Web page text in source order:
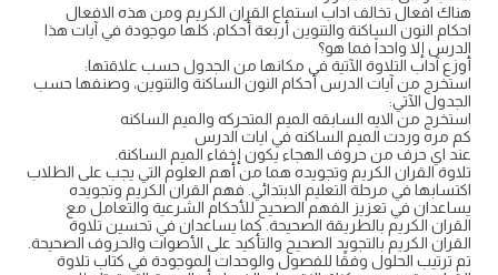
هناك افعال تخالف اداب استماع القران الكريم ومن هذه الافعال
احكام النون الساكنة والتنوين أربعة أحكام، كلها موجودة في آيات هذا
الدرس إلا واحداً فما هو؟
أوزع آداب التلاوة الآتية في مكانها من الجدول حسب علاقتها:
استخرج من آيات الدرس أحكام النون الساكنة والتنوين، وصنفها حسب
الجدول الآتي:
استخرج من الايه السابقه الميم المتحركه والميم الساكنه
كم مره وردت الميم الساكنه في ايات الدرس
عند اي حرف من حروف الهجاء يكون إخفاء الميم الساكنة.
تلاوة القران الكريم وتجويده هما من أهم العلوم التي يجب على الطلاب
اكتسابها في مرحلة التعليم الابتدائي. فهم القران الكريم وتجويده
يساعدان في تعزيز الفهم الصحيح للأحكام الشرعية والتعامل مع
القران الكريم بالطريقة الصحيحة. كما يساعدان في تحسين تلاوة
القران الكريم بالتجويد الصحيح والتأكيد على الأصوات والحروف الصحيحة.
تم ترتيب الحلول وفقًا للفصول والوحدات الموجودة في كتاب تلاوة